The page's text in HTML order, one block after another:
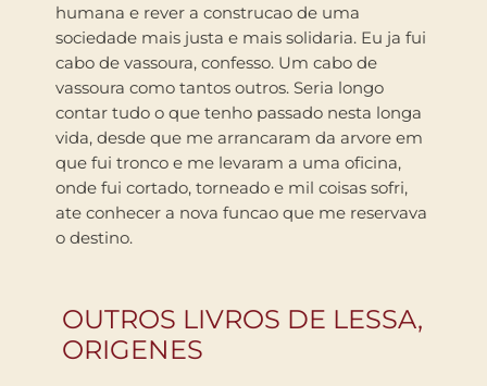
humana e rever a construcao de uma
sociedade mais justa e mais solidaria. Eu ja fui
cabo de vassoura, confesso. Um cabo de
vassoura como tantos outros. Seria longo
contar tudo o que tenho passado nesta longa
vida, desde que me arrancaram da arvore em
que fui tronco e me levaram a uma oficina,
onde fui cortado, torneado e mil coisas sofri,
ate conhecer a nova funcao que me reservava
o destino.
OUTROS LIVROS DE LESSA,
ORIGENES